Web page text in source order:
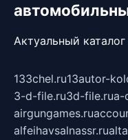
Актуальный
133chel.ru13autor-
3-d-file.ru3d-file.rua-
airgungames.ru
alfeihavsalnassr.ru